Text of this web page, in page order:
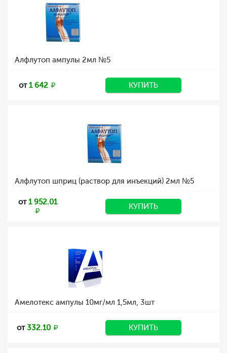
Алфлутоп ампулы 2мл №5
от1 642 КУПИТЬ
Алфлутоп шприц (раствор для инъекций) 2мл №5
от1 952.01 КУПИТЬ
Амелотекс ампулы 10мг/мл 1,5мл, 3шт
от332.10 КУПИТЬ